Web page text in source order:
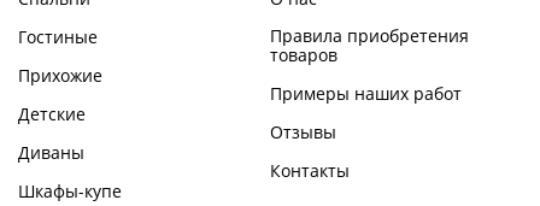
Гостиные
Прихожие
Детские
Диваны
Шкафы-купе
Правила приобретения
товаров
Примеры наших работ
Отзывы
Контакты